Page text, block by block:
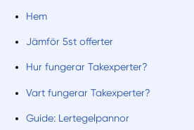
Hem
Jämför 5st offerter
Hur fungerar Takexperter?
Vart fungerar Takexperter?
Guide: Lertegelpannor